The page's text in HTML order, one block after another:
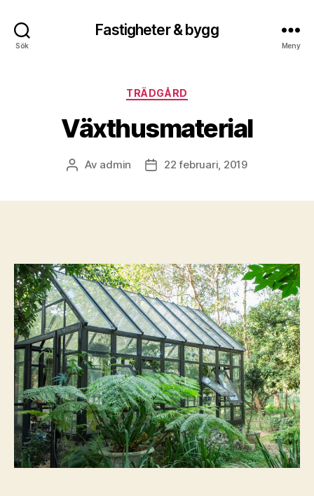
Sök
Fastigheter & bygg
Meny
Kategorier
TRÄDGÅRD
Växthusmaterial
Inläggsförfattare
Av admin Inläggsdatum
22 februari, 2019